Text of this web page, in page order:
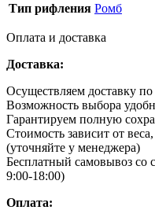
Тип рифления Ромб
Оплата и доставка
Доставка:
Осуществляем доставку
Возможность выбора
Гарантируем полную
Стоимость зависит от
(уточняйте у менеджера)
Бесплатный самовывоз со
9:00-18:00)
Оплата: